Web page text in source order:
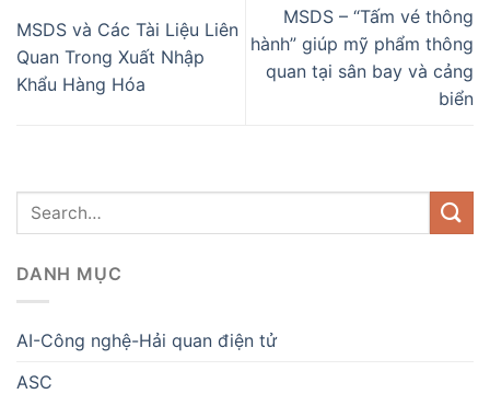
MSDS và Các Tài Liệu Liên
Quan Trong Xuất Nhập
Khẩu Hàng Hóa
MSDS – “Tấm vé thông
hành” giúp mỹ phẩm thông
quan tại sân bay và cảng
biển
DANH MỤC
AI-Công nghệ-Hải quan điện tử
ASC